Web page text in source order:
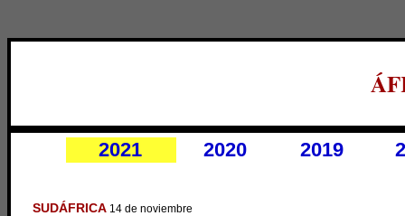
2021 2020 2019
SUDÁFRICA 14 de noviembre